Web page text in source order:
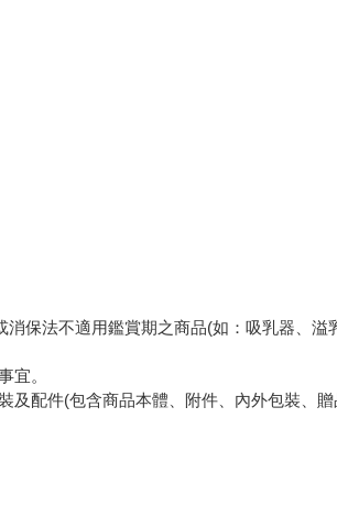
保法不適用鑑賞期之商品(如：吸乳器、溢
宜。
配件(包含商品本體、附件、內外包裝、贈